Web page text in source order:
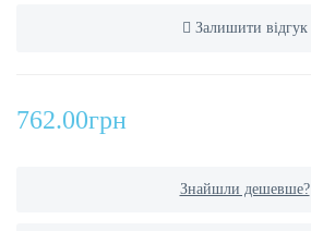
Залишити відгук
762.00грн
Знайшли дешевше?